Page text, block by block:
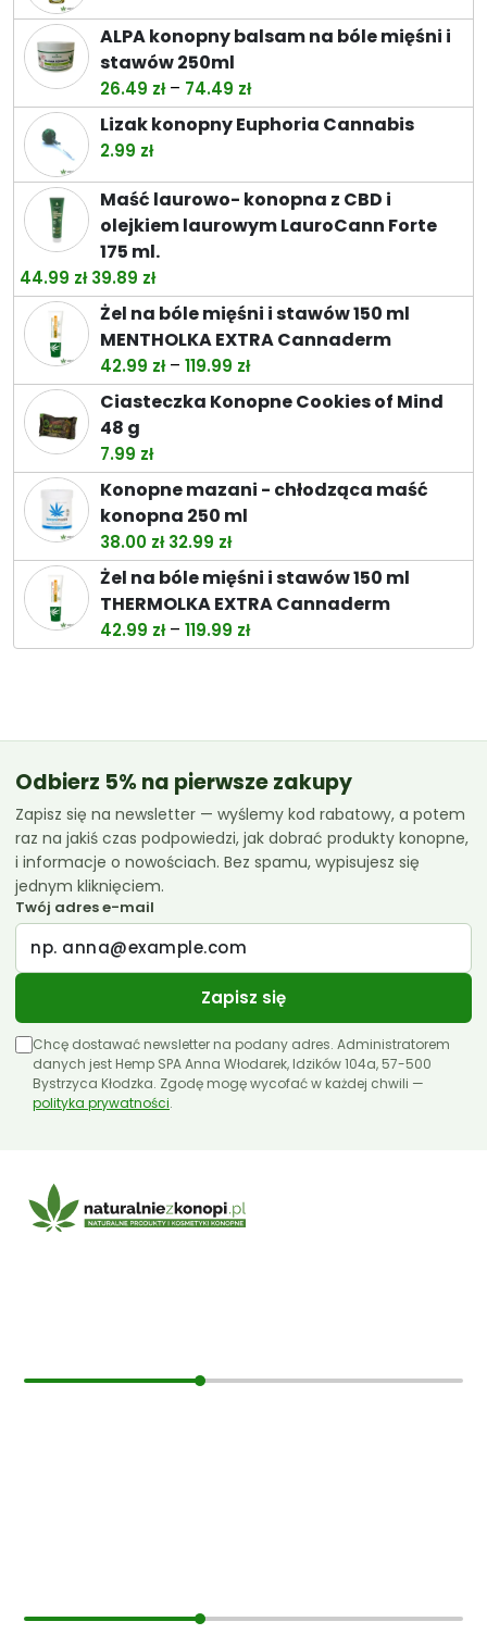
ALPA konopny balsam na bóle mięśni i
stawów 250ml
26.49 zł – 74.49 złZakres
cen:
od
do
74.49 zł
Lizak konopny Euphoria Cannabis
2.99 zł
Maść laurowo- konopna z CBD i
olejkiem laurowym LauroCann Forte
175 ml.
44.99 zł Pierwotna
cena
wynosiła:
44.99 zł.
39.89 złAktualna
cena
wynosi:
39.89 zł.
Żel na bóle mięśni i stawów 150 ml
MENTHOLKA EXTRA Cannaderm
42.99 zł – 119.99 złZakres
cen:
od
do
119.99 zł
Ciasteczka Konopne Cookies of Mind
48 g
7.99 zł
Konopne mazani - chłodząca maść
konopna 250 ml
38.00 zł Pierwotna
cena
wynosiła:
38.00 zł.
32.99 złAktualna
cena
wynosi:
32.99 zł.
Żel na bóle mięśni i stawów 150 ml
THERMOLKA EXTRA Cannaderm
42.99 zł – 119.99 złZakres
cen:
Odbierz 5% na pierwsze zakupy
Zapisz się na newsletter — wyślemy kod rabatowy, a potem
raz na jakiś czas podpowiedzi, jak dobrać produkty konopne,
i informacje o nowościach. Bez spamu, wypisujesz się
jednym kliknięciem.
Twój adres e-mail
Zapisz się
Chcę dostawać newsletter na podany adres. Administratorem
danych jest Hemp SPA Anna Włodarek, Idzików 104a, 57-500
Bystrzyca Kłodzka. Zgodę mogę wycofać w każdej chwili —
polityka prywatności.